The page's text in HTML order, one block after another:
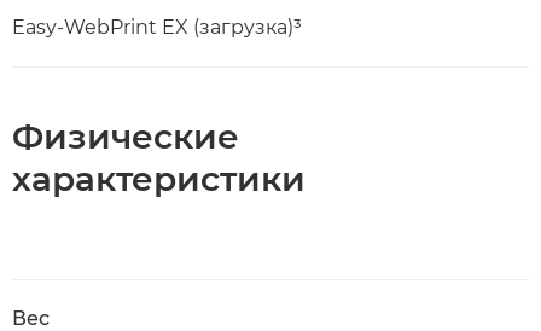
Easy-WebPrint EX (загрузка)³
Физические
характеристики
Вес